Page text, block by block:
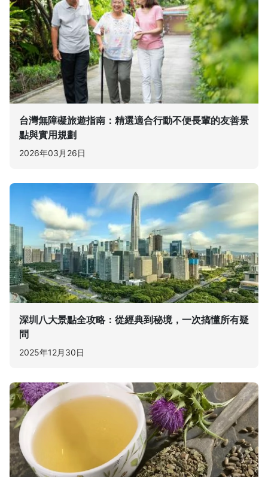
台灣無障礙旅遊指南：精選適合行動不便長輩的友善景
點與實用規劃
2026年03月26日
深圳八大景點全攻略：從經典到秘境，一次搞懂所有疑
問
2025年12月30日